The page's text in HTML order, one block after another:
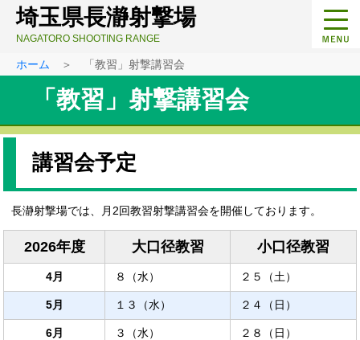
埼玉県長瀞射撃場
NAGATORO SHOOTING RANGE
ホーム ＞ 「教習」射撃講習会
「教習」射撃講習会
講習会予定
長瀞射撃場では、月2回教習射撃講習会を開催しております。
2026年度 大口径教習 小口径教習
4月 ８（水） ２５（土）
5月 １３（水） ２４（日）
6月 ３（水） ２８（日）